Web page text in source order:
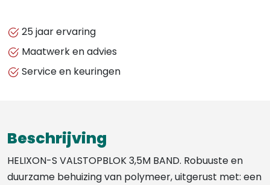
S
3,5M
BAND
25 jaar ervaring
Maatwerk en advies
Service en keuringen
Beschrijving
HELIXON-S VALSTOPBLOK 3,5M BAND. Robuuste en
duurzame behuizing van polymeer, uitgerust met: een